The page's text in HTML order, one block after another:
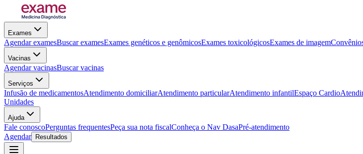
Exames
Agendar examesBuscar examesExames genéticos e genômicosExames toxicológicosExames de imagem
Vacinas
Agendar vacinasBuscar vacinas
Serviços
Infusão de medicamentosAtendimento domiciliarAtendimento particularAtendimento infantilEspaço Cardio
Unidades
Ajuda
Fale conoscoPerguntas frequentesPeça sua nota fiscalConheça o Nav DasaPré-atendimento
Agendar
Resultados